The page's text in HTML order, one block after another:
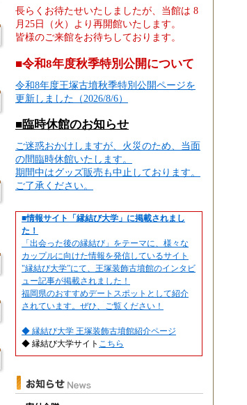
長らくお待たせいたしましたが、当館は 8
月25日（火）より再開館いたします。
皆様のご来館をお待ちしております。
■令和8年度秋季特別公開について
令和8年度王塚古墳秋季特別公開ページを
更新しました（2026/8/6）
■臨時休館のお知らせ
ご迷惑おかけしますが、火災のため、当面
の間臨時休館いたします。
期間中はグッズ販売も中止しております。
ご了承ください。
■情報サイト「縁結び大学」に掲載されまし
た！
「出会った後の縁結び」をテーマに、様々な
カップルに向けた情報を発信しているサイト
"縁結び大学”にて、王塚装飾古墳館のインタビ
ュー記事が掲載されました！
福岡県のおすすめデートスポットとして紹介
されています。ぜひ、ご覧ください！
◆ 縁結び大学 王塚装飾古墳館紹介ページ
◆ 縁結び大学サイト こちら